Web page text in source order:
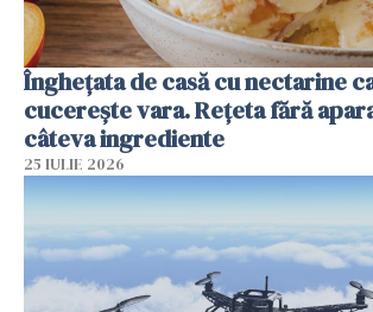
Înghețata de casă cu nectarine
cucerește vara. Rețeta fără
câteva ingrediente
25 IULIE 2026